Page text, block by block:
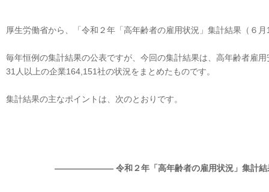
厚生労働省から、「令和２年「高年齢者の雇用状況」集計結果（６
毎年恒例の集計結果の公表ですが、今回の集計結果は、高年齢者雇
31人以上の企業164,151社の状況をまとめたものです。
集計結果の主なポイントは、次のとおりです。
――――――― 令和２年「高年齢者の雇用状況」集